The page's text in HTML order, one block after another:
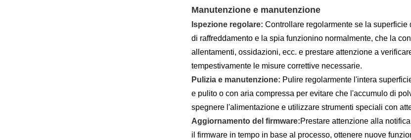
Manutenzione e manutenzione
Ispezione regolare:Controllare regolarmente se la
di raffreddamento e la spia funzionino normalmente, che la
allentamenti, ossidazioni, ecc. e prestare attenzione a
tempestivamente le misure correttive necessarie.
Pulizia e manutenzione: Pulire regolarmente l'intera
e pulito o con aria compressa per evitare che l'accumulo di
spegnere l'alimentazione e utilizzare strumenti speciali con
Aggiornamento del firmware:Prestare attenzione alla
il firmware in tempo in base al processo, ottenere nuove